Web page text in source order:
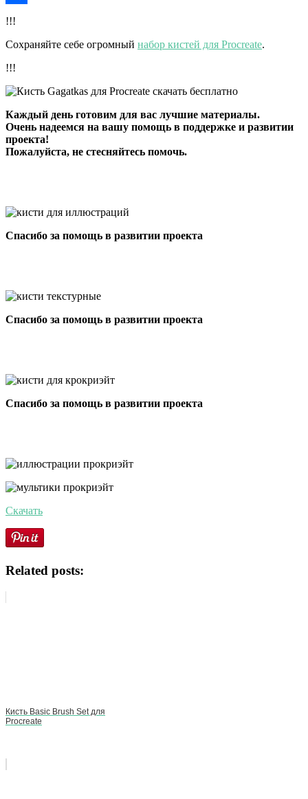
Отправить
!!!
Сохраняйте себе огромный набор кистей для Procreate.
!!!
Каждый день готовим для вас лучшие материалы.
Очень надеемся на вашу помощь в поддержке и развитии
проекта!
Пожалуйста, не стесняйтесь помочь.
Спасибо за помощь в развитии проекта
Спасибо за помощь в развитии проекта
Спасибо за помощь в развитии проекта
Скачать
Related posts:
Кисть Basic Brush Set для
Procreate